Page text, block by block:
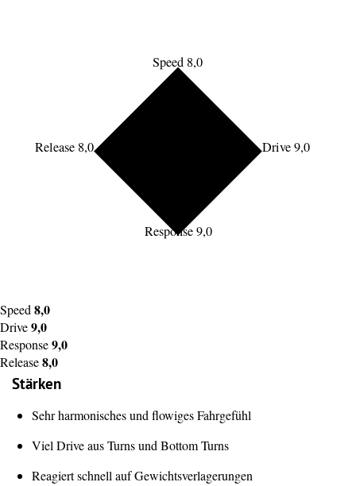
Speed 8,0
Drive 9,0
Response 9,0
Release 8,0
Speed 8,0
Drive9,0
Response9,0
Release8,0
Stärken
Sehr harmonisches und flowiges Fahrgefühl
Viel Drive aus Turns und Bottom Turns
Reagiert schnell auf Gewichtsverlagerungen